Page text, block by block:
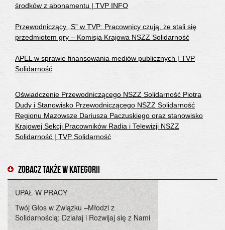
środków z abonamentu | TVP INFO
Przewodniczący „S” w TVP: Pracownicy czują, że stali się
przedmiotem gry – Komisja Krajowa NSZZ Solidarność
APEL w sprawie finansowania mediów publicznych | TVP
Solidarność
Oświadczenie Przewodniczącego NSZZ Solidarność Piotra
Dudy i Stanowisko Przewodniczącego NSZZ Solidarność
Regionu Mazowsze Dariusza Paczuskiego oraz stanowisko
Krajowej Sekcji Pracowników Radia i Telewizji NSZZ
Solidarność | TVP Solidarność
Zobacz także w kategorii
UPAŁ W PRACY
Twój Głos w Związku –Młodzi z
Solidarnością: Działaj i Rozwijaj się z Nami